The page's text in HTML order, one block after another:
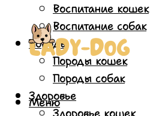
Воспитание кошек
Воспитание собак
Породы
Породы кошек
Породы собак
Здоровье
Меню